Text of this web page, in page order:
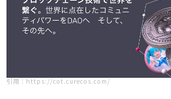
引用：https://cot.curecos.com/